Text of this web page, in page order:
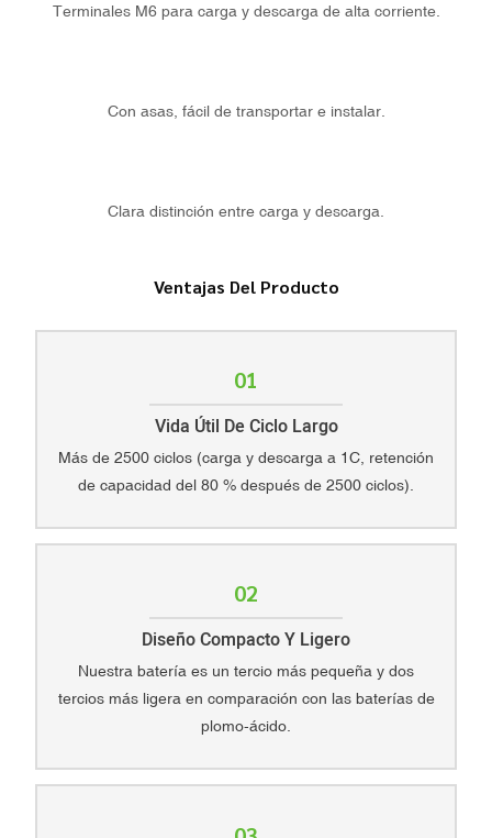
Terminales M6 para carga y descarga de alta corriente.
Con asas, fácil de transportar e instalar.
Clara distinción entre carga y descarga.
Ventajas Del Producto
01
Vida Útil De Ciclo Largo
Más de 2500 ciclos (carga y descarga a 1C, retención
de capacidad del 80 % después de 2500 ciclos).
02
Diseño Compacto Y Ligero
Nuestra batería es un tercio más pequeña y dos
tercios más ligera en comparación con las baterías de
plomo-ácido.